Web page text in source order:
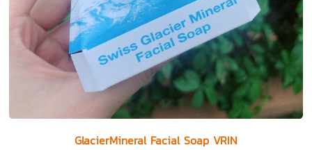
GlacierMineral Facial Soap VRIN